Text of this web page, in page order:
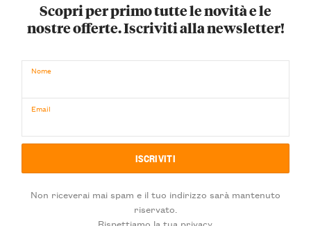
Scopri per primo tutte le novità e le
nostre offerte. Iscriviti alla newsletter!
Nome
Email
Non riceverai mai spam e il tuo indirizzo sarà mantenuto
riservato.
Rispettiamo la tua privacy.